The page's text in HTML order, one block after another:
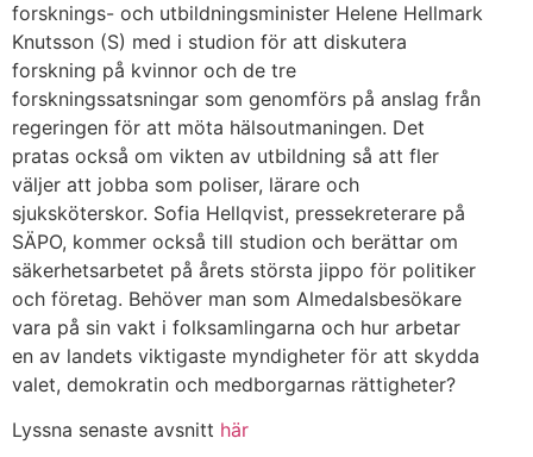
forsknings- och utbildningsminister Helene Hellmark
Knutsson (S) med i studion för att diskutera
forskning på kvinnor och de tre
forskningssatsningar som genomförs på anslag från
regeringen för att möta hälsoutmaningen. Det
pratas också om vikten av utbildning så att fler
väljer att jobba som poliser, lärare och
sjuksköterskor. Sofia Hellqvist, pressekreterare på
SÄPO, kommer också till studion och berättar om
säkerhetsarbetet på årets största jippo för politiker
och företag. Behöver man som Almedalsbesökare
vara på sin vakt i folksamlingarna och hur arbetar
en av landets viktigaste myndigheter för att skydda
valet, demokratin och medborgarnas rättigheter?
Lyssna senaste avsnitt här